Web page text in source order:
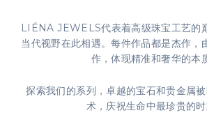
LIÉNA JEWELS代表着高级珠宝工艺的
当代视野在此相遇。每件作品都是杰作，
作，体现精准和奢华的本
探索我们的系列，卓越的宝石和贵金属
术，庆祝生命中最珍贵的时